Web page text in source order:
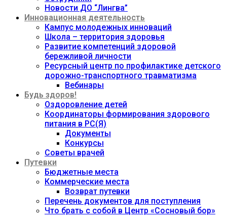
Новости ДО “Лингва”
Инновационная деятельность
Кампус молодежных инноваций
Школа – территория здоровья
Развитие компетенций здоровой
бережливой личности
Ресурсный центр по профилактике детского
дорожно-транспортного травматизма
Вебинары
Будь здоров!
Оздоровление детей
Координаторы формирования здорового
питания в РС(Я)
Документы
Конкурсы
Советы врачей
Путевки
Бюджетные места
Коммерческие места
Возврат путевки
Перечень документов для поступления
Что брать с собой в Центр «Сосновый бор»